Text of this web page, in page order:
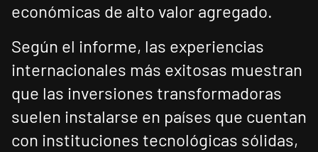
económicas de alto valor agregado.
Según el informe, las experiencias
internacionales más exitosas muestran
que las inversiones transformadoras
suelen instalarse en países que cuentan
con instituciones tecnológicas sólidas,